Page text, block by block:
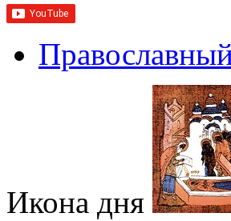
Икона дня